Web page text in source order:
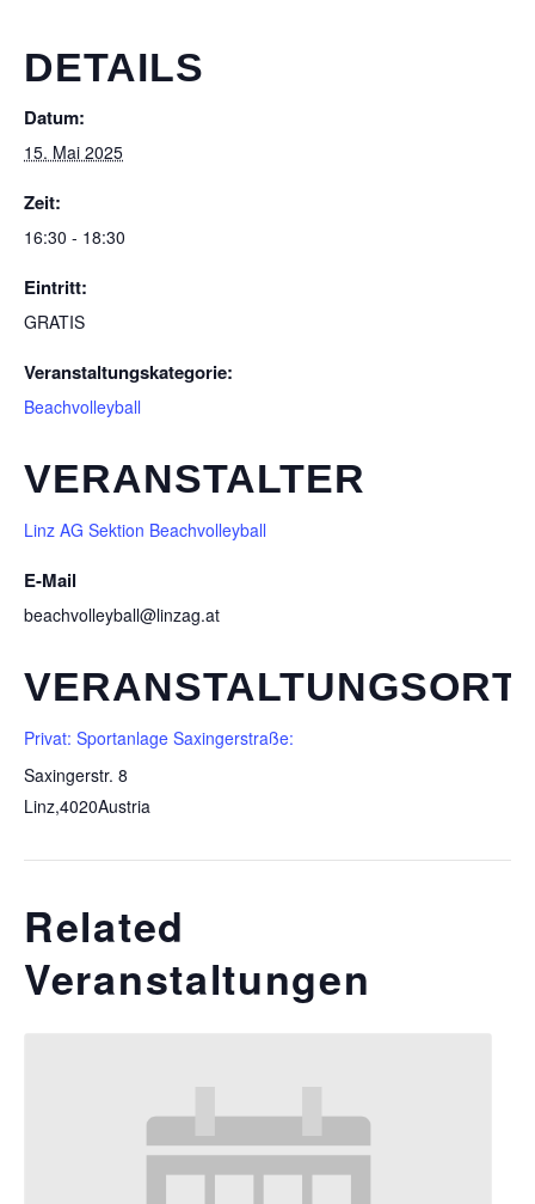
DETAILS
Datum:
15. Mai 2025
Zeit:
16:30 - 18:30
Eintritt:
GRATIS
Veranstaltungskategorie:
Beachvolleyball
VERANSTALTUNGSORT
Privat: Sportanlage Saxingerstraße:
Saxingerstr. 8
Linz,4020Austria
VERANSTALTER
Linz AG Sektion Beachvolleyball
E-Mail
beachvolleyball@linzag.at
Related
Veranstaltungen